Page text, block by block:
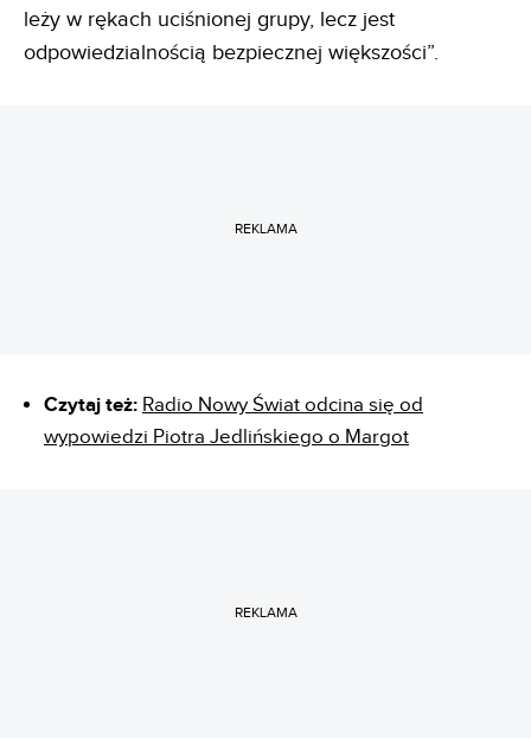
leży w rękach uciśnionej grupy, lecz jest
odpowiedzialnością bezpiecznej większości”.
REKLAMA
Czytaj też: Radio Nowy Świat odcina się od
wypowiedzi Piotra Jedlińskiego o Margot
REKLAMA